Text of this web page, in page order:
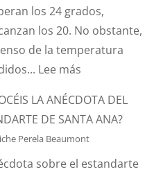
los 24 grados,
los 20. No obstante,
de la temperatura
Lee más:
QUÉ
ES
EL
EFECTO
LA ANÉCDOTA DEL
DE SANTA ANA?
Perela Beaumont
sobre el estandarte